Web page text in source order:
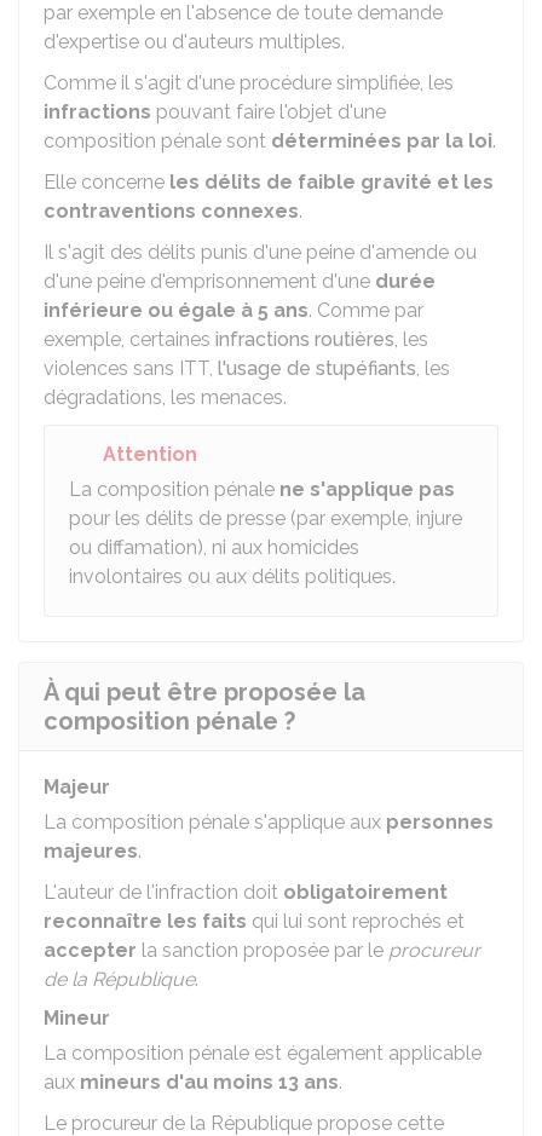
par exemple en l'absence de toute demande
d'expertise ou d'auteurs multiples.
Comme il s'agit d'une procédure simplifiée, les
infractions pouvant faire l'objet d'une
composition pénale sont déterminées par la loi.
Elle concerne les délits de faible gravité et les
contraventions connexes.
Il s'agit des délits punis d'une peine d'amende ou
d'une peine d'emprisonnement d'une durée
inférieure ou égale à 5 ans. Comme par
exemple, certaines infractions routières, les
violences sans ITT, l'usage de stupéfiants, les
dégradations, les menaces.
Attention
La composition pénale ne s'applique pas
pour les délits de presse (par exemple, injure
ou diffamation), ni aux homicides
involontaires ou aux délits politiques.
À qui peut être proposée la
composition pénale ?
Majeur
La composition pénale s'applique aux personnes
majeures.
L'auteur de l'infraction doit obligatoirement
reconnaître les faits qui lui sont reprochés et
accepter la sanction proposée par le procureur
de la République.
Mineur
La composition pénale est également applicable
aux mineurs d'au moins 13 ans.
Le procureur de la République propose cette